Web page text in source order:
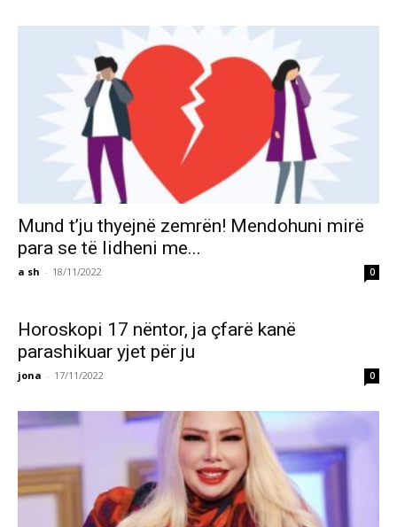
Mund t’ju thyejnë zemrën! Mendohuni mirë
para se të lidheni me...
a sh - 18/11/2022 0
Horoskopi 17 nëntor, ja çfarë kanë
parashikuar yjet për ju
jona - 17/11/2022 0